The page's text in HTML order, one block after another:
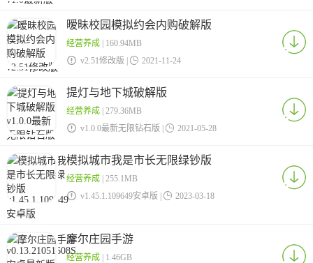
暧昧校园模拟约会内购破解版
经营养成| 160.94MB
 v2.51修改版 |  2021-11-24
提灯与地下城破解版
经营养成| 279.36MB
 v1.0.0最新无限钻石版 |  2021-05-28
模拟城市我是市长无限绿钞版
经营养成| 255.1MB
 v1.45.1.109649安卓版 |  2023-03-18
摩尔庄园手游
经营养成| 1.46GB